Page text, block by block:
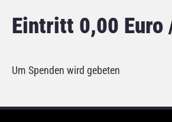
Eintritt 0,00 Euro
Um Spenden wird gebeten